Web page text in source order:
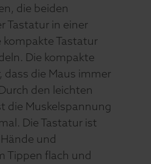
die beiden
Tastatur in einer
kompakte Tastatur
Die kompakte
dass die Maus immer
den leichten
die Muskelspannung
Die Tastatur ist
und
Tippen flach und